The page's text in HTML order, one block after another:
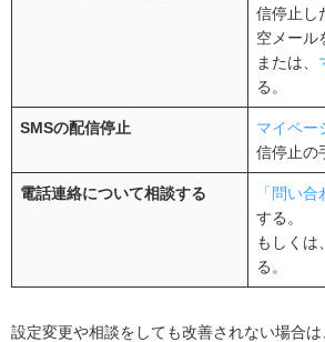
信停止し
空メール
または、
る。
SMSの配信停止 マイペー
信停止の
電話連絡について相談する 「問い合
する。
もしくは
る。
設定変更や相談をしても改善されない場合